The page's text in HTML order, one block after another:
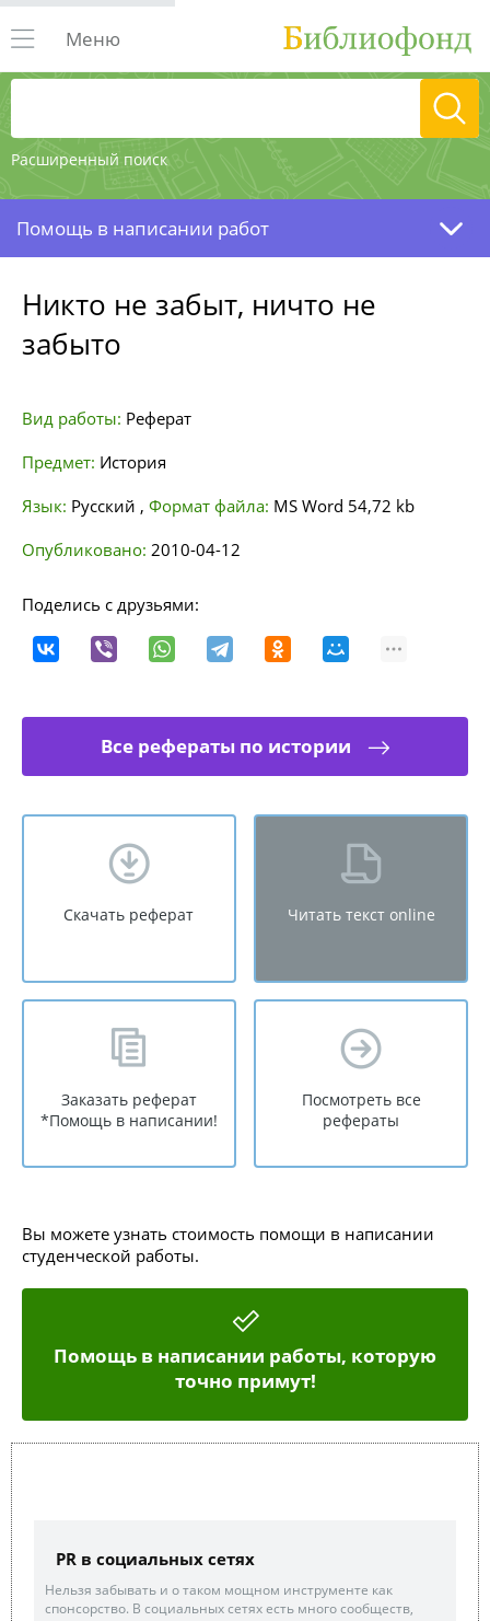
Расширенный поиск
Меню
Помощь в написании работ
Никто не забыт, ничто не
забыто
Вид работы: Реферат
Предмет: История
Язык: Русский , Формат файла: MS Word 54,72 kb
Опубликовано: 2010-04-12
Поделись с друзьями:
Все рефераты по истории
Скачать реферат Читать текст online
Заказать реферат
*Помощь в написании!
Посмотреть все
рефераты
Вы можете узнать стоимость помощи в написании
студенческой работы.
Помощь в написании работы, которую
точно примут!
PR в социальных сетях
Нельзя забывать и о таком мощном инструменте как
спонсорство. В социальных сетях есть много сообществ,